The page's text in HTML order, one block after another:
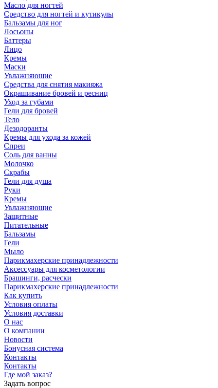
Масло для ногтей
Средство для ногтей и кутикулы
Бальзамы для ног
Лосьоны
Баттеры
Лицо
Кремы
Маски
Увлажняющие
Средства для снятия макияжа
Окрашивание бровей и ресниц
Уход за губами
Гели для бровей
Тело
Дезодоранты
Кремы для ухода за кожей
Спреи
Соль для ванны
Молочко
Скрабы
Гели для душа
Руки
Кремы
Увлажняющие
Защитные
Питательные
Бальзамы
Гели
Мыло
Парикмахерские принадлежности
Аксессуары для косметологии
Брашинги, расчески
Парикмахерские принадлежности
Как купить
Условия оплаты
Условия доставки
О нас
О компании
Новости
Бонусная система
Контакты
Контакты
Где мой заказ?
Задать вопрос